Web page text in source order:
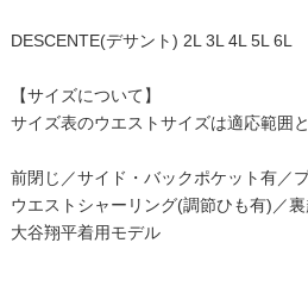
DESCENTE(デサント) 2L 3L 4L 5L 6L
【サイズについて】
サイズ表のウエストサイズは適応範囲と
前閉じ／サイド・バックポケット有／
ウエストシャーリング(調節ひも有)／
大谷翔平着用モデル